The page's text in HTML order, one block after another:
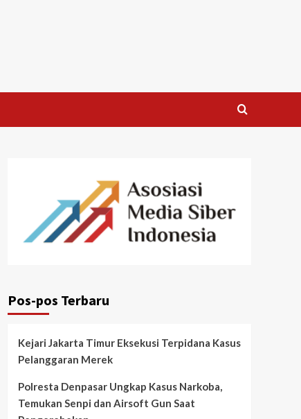
Pos-pos Terbaru
Kejari Jakarta Timur Eksekusi Terpidana Kasus
Pelanggaran Merek
Polresta Denpasar Ungkap Kasus Narkoba,
Temukan Senpi dan Airsoft Gun Saat